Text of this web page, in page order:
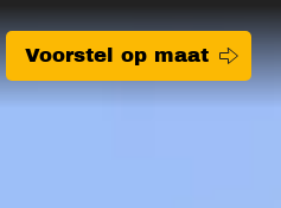
Voorstel op maat